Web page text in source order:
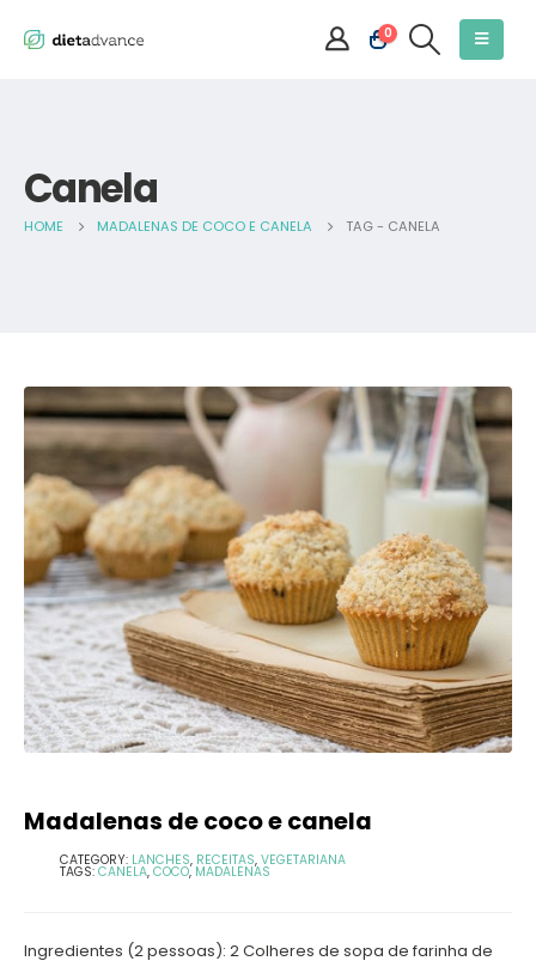
0
Canela
HOME MADALENAS DE COCO E CANELA TAG - CANELA
Madalenas de coco e canela
CATEGORY: LANCHES, RECEITAS, VEGETARIANA
TAGS: CANELA, COCO, MADALENAS
Ingredientes (2 pessoas): 2 Colheres de sopa de farinha de